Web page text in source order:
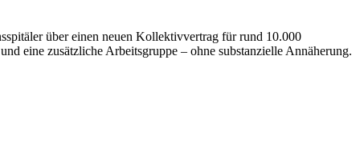
über einen neuen Kollektivvertrag für rund 10.000
eine zusätzliche Arbeitsgruppe – ohne substanzielle Annäherung.